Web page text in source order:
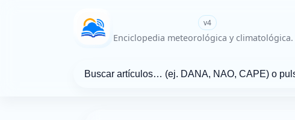
WikiMeteo.es v4
Enciclopedia meteorológica y climatológica.